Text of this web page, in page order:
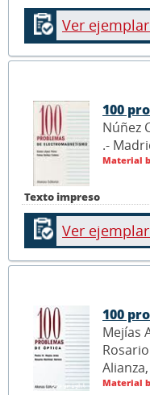
Ver
Texto impreso
100
Núñez
.-
Material
Ver
100
Mejías
Alianza,
Material